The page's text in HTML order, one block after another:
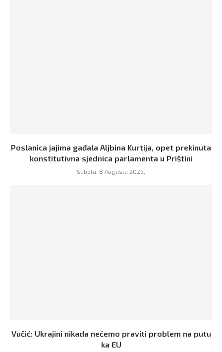
Poslanica jajima gađala Aljbina Kurtija, opet prekinuta
konstitutivna sjednica parlamenta u Prištini
Subota, 8 Augusta 2026,
Vučić: Ukrajini nikada nećemo praviti problem na putu
ka EU